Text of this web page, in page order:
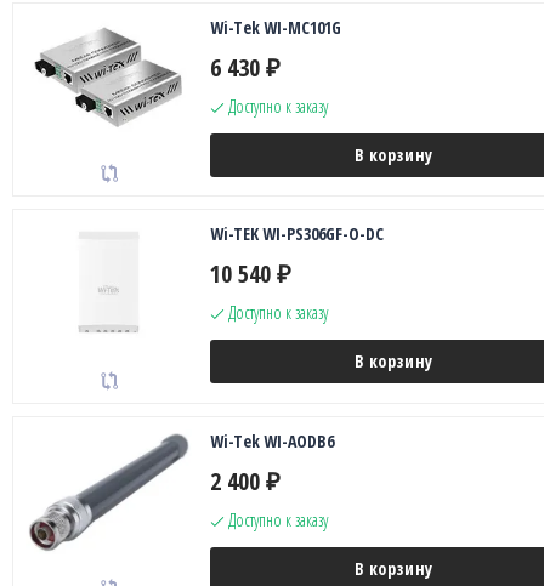
Wi-Tek WI-MC101G
6 430 ₽
Доступно к заказу
В корзину
Wi-TEK WI-PS306GF-O-DC
10 540 ₽
Доступно к заказу
В корзину
Wi-Tek WI-AODB6
2 400 ₽
Доступно к заказу
В корзину